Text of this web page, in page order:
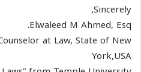
Sincerely,
Elwaleed M Ahmed, Esq.
at Law, State of New
York,USA